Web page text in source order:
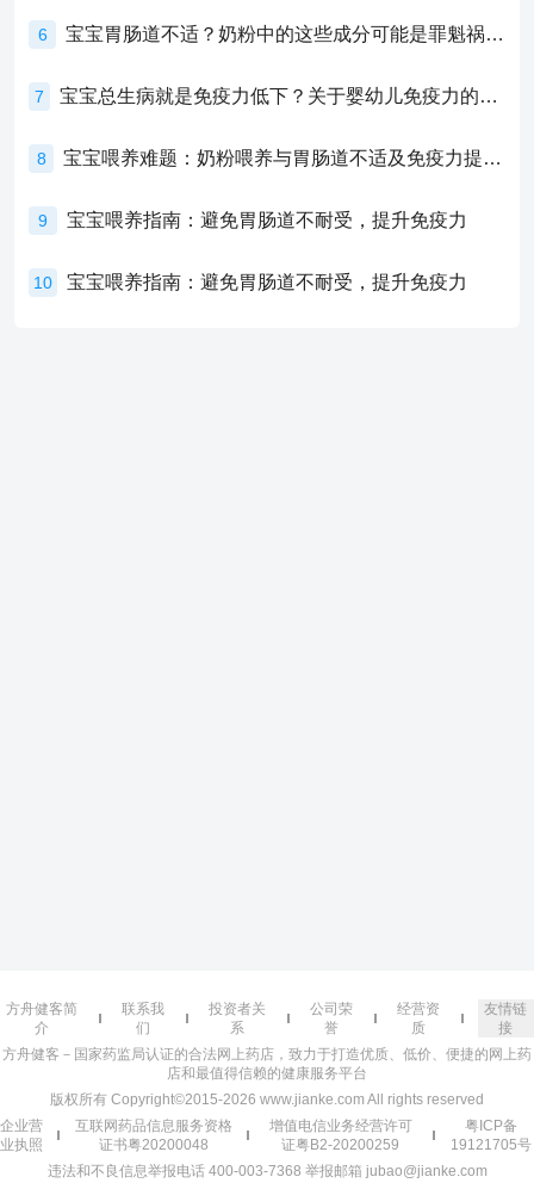
6 宝宝胃肠道不适？奶粉中的这些成分可能是罪魁祸首！
7 宝宝总生病就是免疫力低下？关于婴幼儿免疫力的真相，家长必须了解！
8 宝宝喂养难题：奶粉喂养与胃肠道不适及免疫力提升的奥秘
9 宝宝喂养指南：避免胃肠道不耐受，提升免疫力
10 宝宝喂养指南：避免胃肠道不耐受，提升免疫力
方舟健客简
介
联系我
们
投资者关
系
公司荣
誉
经营资
质
友情链
接
方舟健客－国家药监局认证的合法网上药店，致力于打造优质、低价、便捷的网上药
店和最值得信赖的健康服务平台
版权所有 Copyright©2015-2026 www.jianke.com All rights reserved
企业营
业执照
互联网药品信息服务资格
证书粤20200048
增值电信业务经营许可
证粤B2-20200259
粤ICP备
19121705号
违法和不良信息举报电话 400-003-7368 举报邮箱 jubao@jianke.com